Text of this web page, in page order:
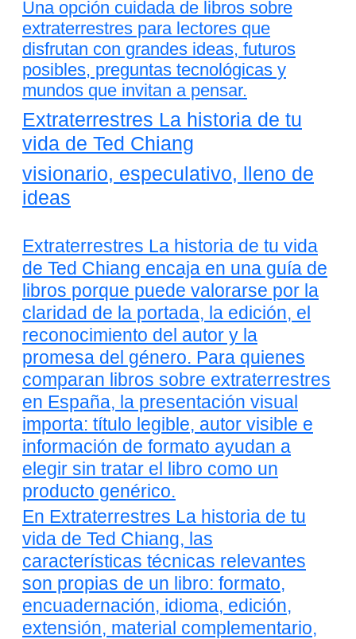
Una opción cuidada de libros sobre
extraterrestres para lectores que
disfrutan con grandes ideas, futuros
posibles, preguntas tecnológicas y
mundos que invitan a pensar.
Extraterrestres La historia de tu
vida de Ted Chiang
visionario, especulativo, lleno de
ideas
Extraterrestres La historia de tu vida
de Ted Chiang encaja en una guía de
libros porque puede valorarse por la
claridad de la portada, la edición, el
reconocimiento del autor y la
promesa del género. Para quienes
comparan libros sobre extraterrestres
en España, la presentación visual
importa: título legible, autor visible e
información de formato ayudan a
elegir sin tratar el libro como un
producto genérico.
En Extraterrestres La historia de tu
vida de Ted Chiang, las
características técnicas relevantes
son propias de un libro: formato,
encuadernación, idioma, edición,
extensión, material complementario,